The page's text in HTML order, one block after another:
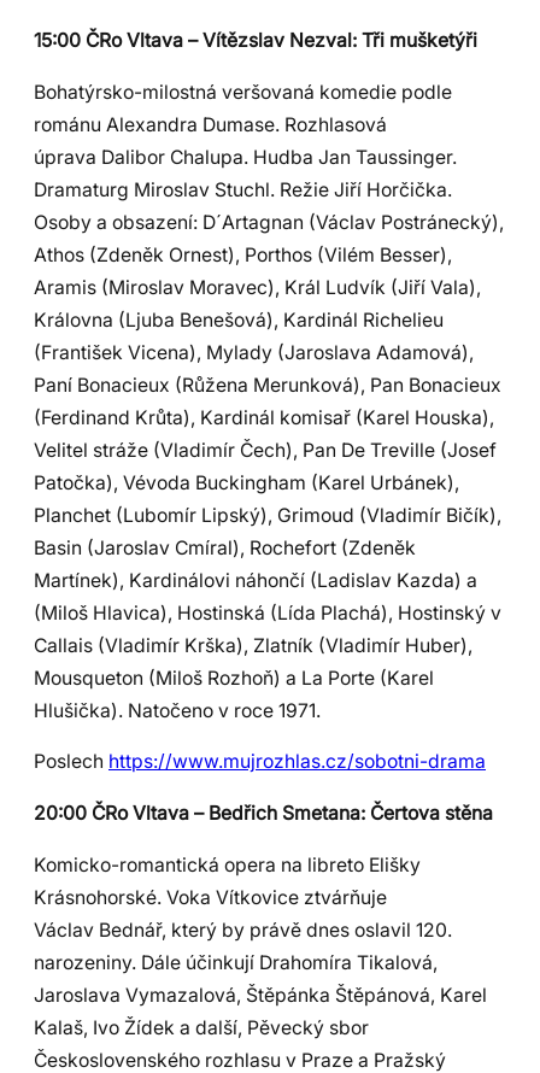
15:00 ČRo Vltava – Vítězslav Nezval: Tři mušketýři
Bohatýrsko-milostná veršovaná komedie podle
románu Alexandra Dumase. Rozhlasová
úprava Dalibor Chalupa. Hudba Jan Taussinger.
Dramaturg Miroslav Stuchl. Režie Jiří Horčička.
Osoby a obsazení: D´Artagnan (Václav Postránecký),
Athos (Zdeněk Ornest), Porthos (Vilém Besser),
Aramis (Miroslav Moravec), Král Ludvík (Jiří Vala),
Královna (Ljuba Benešová), Kardinál Richelieu
(František Vicena), Mylady (Jaroslava Adamová),
Paní Bonacieux (Růžena Merunková), Pan Bonacieux
(Ferdinand Krůta), Kardinál komisař (Karel Houska),
Velitel stráže (Vladimír Čech), Pan De Treville (Josef
Patočka), Vévoda Buckingham (Karel Urbánek),
Planchet (Lubomír Lipský), Grimoud (Vladimír Bičík),
Basin (Jaroslav Cmíral), Rochefort (Zdeněk
Martínek), Kardinálovi náhončí (Ladislav Kazda) a
(Miloš Hlavica), Hostinská (Lída Plachá), Hostinský v
Callais (Vladimír Krška), Zlatník (Vladimír Huber),
Mousqueton (Miloš Rozhoň) a La Porte (Karel
Hlušička). Natočeno v roce 1971.
Poslech https://www.mujrozhlas.cz/sobotni-drama
20:00 ČRo Vltava – Bedřich Smetana: Čertova stěna
Komicko-romantická opera na libreto Elišky
Krásnohorské. Voka Vítkovice ztvárňuje
Václav Bednář, který by právě dnes oslavil 120.
narozeniny. Dále účinkují Drahomíra Tikalová,
Jaroslava Vymazalová, Štěpánka Štěpánová, Karel
Kalaš, Ivo Žídek a další, Pěvecký sbor
Československého rozhlasu v Praze a Pražský